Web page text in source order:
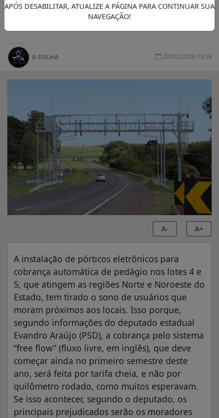
eletrônico” no Paraná
A FOLHA 28/01/2026 13:39
A- A+
A instalação de pórticos eletrônicos para
cobrança automática de pedágio nos lotes 4 e
5, que atingem as regiões Norte e Noroeste do
Estado, tem tirado o sono de usuários que
moram próximos aos locais. Isso porque,
segundo informações do deputado estadual
Evandro Araújo (PSD), a cobrança pelo sistema
“free flow” (fluxo livre, em inglês), que deve
começar ainda no primeiro semestre deste
ano, será feita por tarifa cheia, e não por
quilômetro rodado, como muitos esperavam.
Se isso acontecer, segundo o deputado, os
principais prejudicados serão os moradores
APÓS DESABILITAR, ATUALIZE A PÁGINA PARA CONTINUAR SUA
NAVEGAÇÃO!